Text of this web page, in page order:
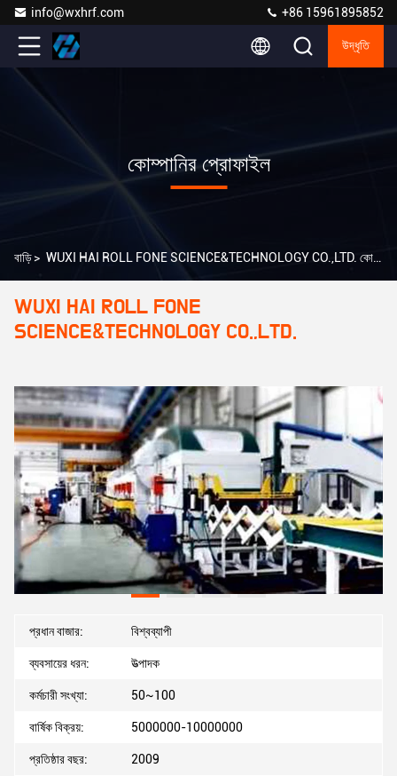
info@wxhrf.com +86 15961895852
উদ্ধৃতি
কোম্পানির প্রোফাইল
বাড়ি> WUXI HAI ROLL FONE SCIENCE&TECHNOLOGY CO.,LTD. কোম্পানির প্রোফাইল
WUXI HAI ROLL FONE
SCIENCE&TECHNOLOGY CO.,LTD.
প্রধান বাজার: বিশ্বব্যাপী
ব্যবসায়ের ধরন: উত্পাদক
কর্মচারী সংখ্যা: 50~100
বার্ষিক বিক্রয়: 5000000-10000000
প্রতিষ্ঠার বছর: 2009